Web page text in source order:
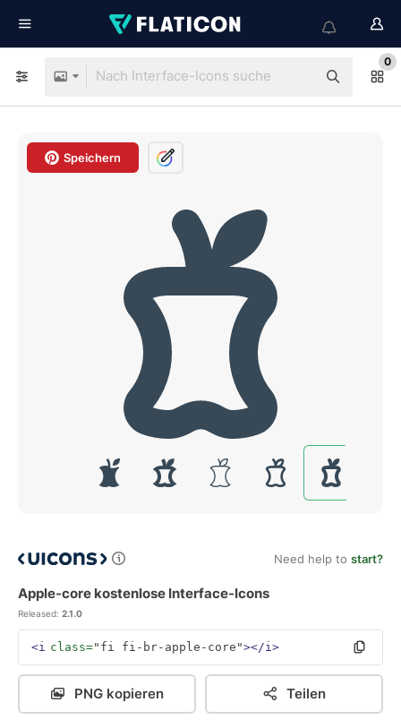
0
Speichern
Need help to start?
Apple-core kostenlose Interface-Icons
Released: 2.1.0
<i class="fi fi-br-apple-core"></i>
PNG kopieren Teilen